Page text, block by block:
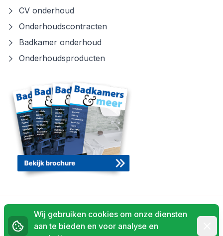
CV onderhoud
Onderhoudscontracten
Badkamer onderhoud
Onderhoudsproducten
Privacyverklaring
Wij gebruiken cookies om onze diensten
aan te bieden en voor analyse en